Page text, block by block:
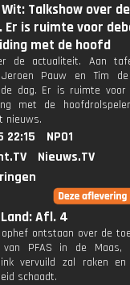
Talkshow over de
is ruimte voor
met de hoofd
de actualiteit. Aan
Jeroen Pauw en Tim
dag. Er is ruimte
met de
nieuws.
22:15
NPO1
Nieuws.TV
Afl. 4
ontstaan over de
PFAS in de Maas,
vervuild zal raken en
schaadt.